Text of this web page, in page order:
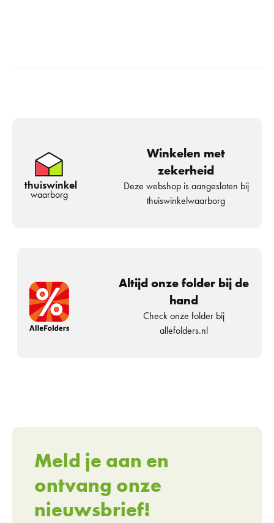
thuiswinkel
waarborg
Winkelen met
zekerheid
Deze webshop is aangesloten bij
thuiswinkelwaarborg
Altijd onze folder bij de
hand
Check onze folder bij
allefolders.nl
Meld je aan en
ontvang onze
nieuwsbrief!